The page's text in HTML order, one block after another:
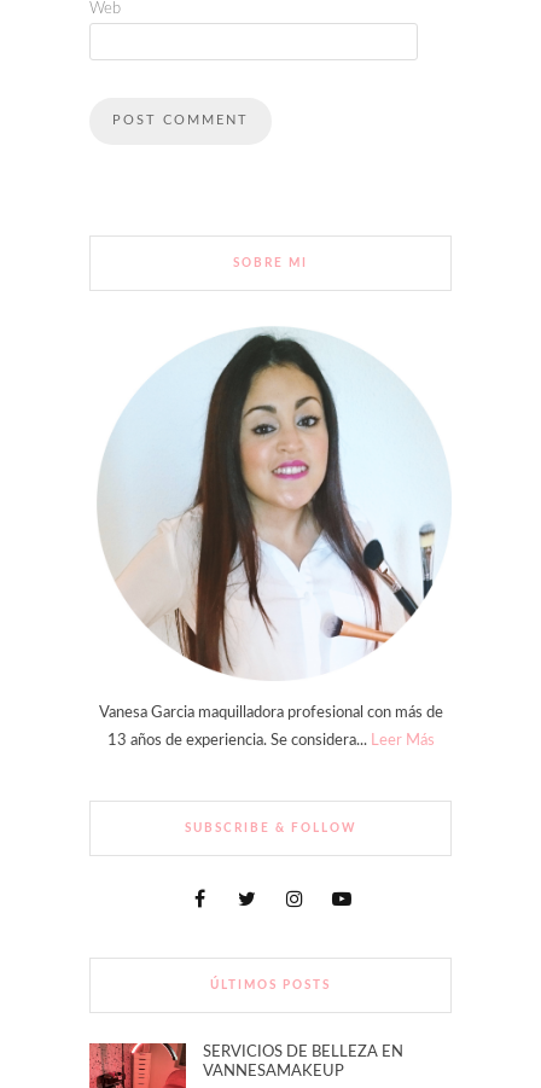
Web
SOBRE MI
Vanesa Garcia maquilladora profesional con más de
13 años de experiencia. Se considera... Leer Más
SUBSCRIBE & FOLLOW
ÚLTIMOS POSTS
SERVICIOS DE BELLEZA EN
VANNESAMAKEUP